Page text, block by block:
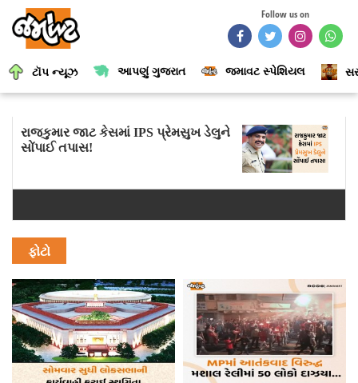
Follow us on
ટૉપ ન્યૂઝ આપણું ગુજરાત જમાવટ સ્પેશિયલ
રાજકુમાર જાટ કેસમાં IPS પ્રેમસુખ ડેલુને
સોંપાઈ તપાસ!
ફોટો